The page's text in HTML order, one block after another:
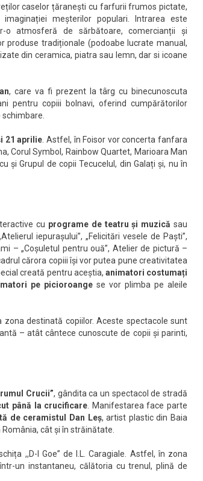
caselor țăranești cu farfurii frumos pictate,
meșterilor populari. Intrarea este
o atmosferă de sărbătoare, comercianții și
tradiționale (podoabe lucrate manual,
din ceramica, piatra sau lemn, dar si icoane
, care va fi prezent la târg cu binecunoscuta
pentru copiii bolnavi, oferind cumpărătorilor
21 aprilie . Astfel, în Foisor vor concerta fanfara
Corul Symbol, Rainbow Quartet, Marioara Man
și Grupul de copii Tecucelul, din Galați și, nu în
cu programe de teatru și muzică sau
iepurașului”, „Felicitări vesele de Paști”,
– „Coșuletul pentru ouă”, Atelier de pictură –
cărora copiii își vor putea pune creativitatea
creată pentru aceștia, animatori costumați
pe picioroange se vor plimba pe aleile
zona destinată copiilor. Aceste spectacole sunt
– atât cântece cunoscute de copii și parinti,
Crucii”, gândita ca un spectacol de stradă
până la crucificare . Manifestarea face parte
de ceramistul Dan Leș, artist plastic din Baia
cât și în străinătate.
,,D-l Goe” de I.L. Caragiale. Astfel, în zona
un instantaneu, călătoria cu trenul, plină de